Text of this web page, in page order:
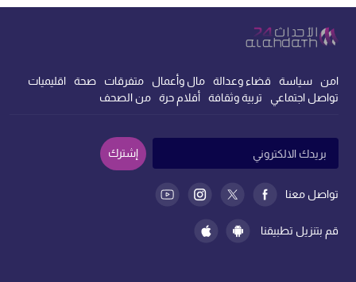
امن سياسة قضاء وعدالة مال وأعمال متفرقات صحة
اقليميات
تواصل اجتماعي
تربية وثقافة أقلام حرة من الصحف
قم بتنزيل تطبيقنا
تواصل معنا
إشترك